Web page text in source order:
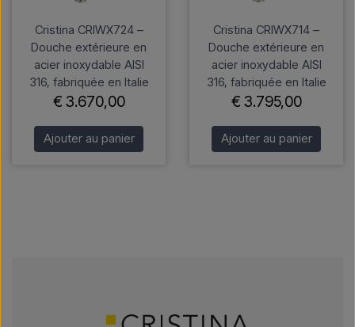
Cristina CRIWX724 –
Douche extérieure en
acier inoxydable AISI
316, fabriquée en Italie
€ 3.670,00
Ajouter au panier
Cristina CRIWX714 –
Douche extérieure en
acier inoxydable AISI
316, fabriquée en Italie
€ 3.795,00
Ajouter au panier